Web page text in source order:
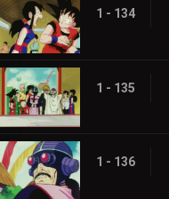
1 - 134
1 - 135
1 - 136